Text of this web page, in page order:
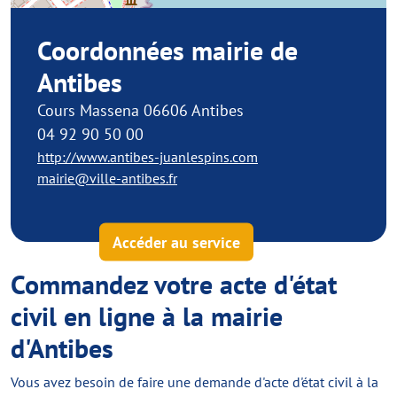
Coordonnées mairie de
Antibes
Cours Massena 06606 Antibes
04 92 90 50 00
http://www.antibes-juanlespins.com
mairie@ville-antibes.fr
Accéder au service
Commandez votre acte d'état
civil en ligne à la mairie
d'Antibes
Vous avez besoin de faire une demande d'acte d'état civil à la